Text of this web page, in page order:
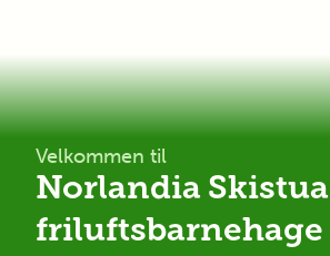
Velkommen til
Norlandia Skistua
friluftsbarnehage